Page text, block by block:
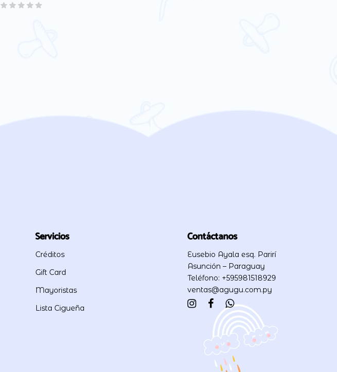
Servicios
Créditos
Gift Card
Mayoristas
Lista Cigueña
Contáctanos
Eusebio Ayala esq. Parirí
Asunción – Paraguay
Teléfono: +595981518929
ventas@agugu.com.py